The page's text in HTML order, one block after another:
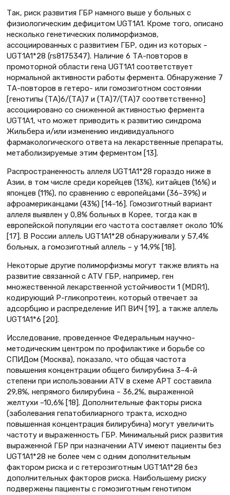
Так, риск развития ГБР намного выше у больных с
физиологическим дефицитом UGT1A1. Кроме того, описано
несколько генетических полиморфизмов,
ассоциированных с развитием ГБР, один из которых –
UGT1A1*28 (rs8175347). Наличие 6 ТА-повторов в
промоторной области гена UGT1A1 соответствует
нормальной активности работы фермента. Обнаружение 7
ТА-повторов в гетеро- или гомозиготном состоянии
[генотипы (ТА)6/(ТА)7 и (ТА)7/(ТА)7 соответственно]
ассоциировано со сниженной активностью фермента
UGT1А1, что может приводить к развитию синдрома
Жильбера и/или изменению индивидуального
фармакологического ответа на лекарственные препараты,
метаболизируемые этим ферментом [13].
Распространенность аллеля UGT1A1*28 гораздо ниже в
Азии, в том числе среди корейцев (13%), китайцев (16%) и
японцев (11%), по сравнению с европейцами (36–39%) и
афроамериканцами (43%) [14–16]. Гомозиготный вариант
аллеля выявлен у 0,8% больных в Корее, тогда как в
европейской популяции его частота составляет около 10%
[17]. В России аллель UGT1A1*28 обнаруживали у 57,4%
больных, а гомозиготный аллель – у 14,9% [18].
Некоторые другие полиморфизмы могут также влиять на
развитие связанной с ATV ГБР, например, ген
множественной лекарственной устойчивости 1 (MDR1),
кодирующий Р-гликопротеин, который отвечает за
адсорбцию и распределение ИП ВИЧ [19], а также аллель
UGT1A1*6 [20].
Исследование, проведенное Федеральным научно-
методическим центром по профилактике и борьбе со
СПИДом (Москва), показало, что общая частота
повышения концентрации общего билирубина 3–4-й
степени при использовании ATV в схеме АРТ составила
29,8%, непрямого билирубина – 36,2%, выраженной
желтухи –10,6% [18]. Дополнительные факторы риска
(заболевания гепатобилиарного тракта, исходно
повышенная концентрация билирубина) могут увеличить
частоту и выраженность ГБР. Минимальный риск развития
выраженной ГБР при назначении ATV имеют пациенты без
UGT1A1*28 не более чем с одним дополнительным
фактором риска и с гетерозиготным UGT1A1*28 без
дополнительных факторов риска. Наибольшему риску
подвержены пациенты с гомозиготным генотипом